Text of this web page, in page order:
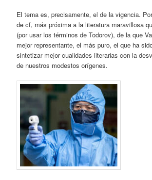
El tema es, precisamente, el de la vigencia.
de cf, más próxima a la literatura maravillosa
(por usar los términos de Todorov), de la que
mejor representante, el más puro, el que ha
sintetizar mejor cualidades literarias con la
de nuestros modestos orígenes.